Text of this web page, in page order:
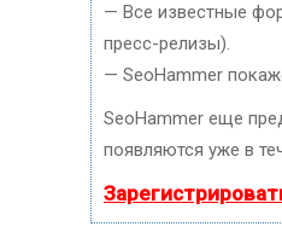
— Все известные
пресс-релизы).
— SeoHammer
SeoHammer еще
появляются уже в